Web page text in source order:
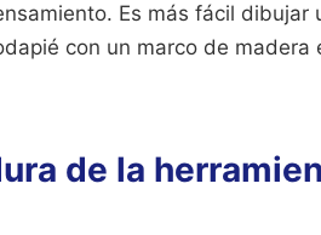
Es más fácil
con un marco de
de la